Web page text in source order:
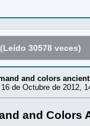
30578 veces)
and colors
16 de Octubre de 2012,
and Colors